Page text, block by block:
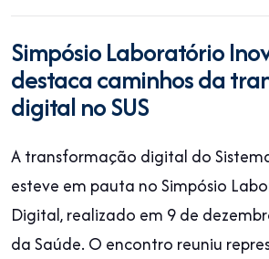
Simpósio Laboratório
destaca caminhos da
digital no SUS
A transformação digital do
esteve em pauta no Simpósio
Digital, realizado em 9 de
da Saúde. O encontro reuniu